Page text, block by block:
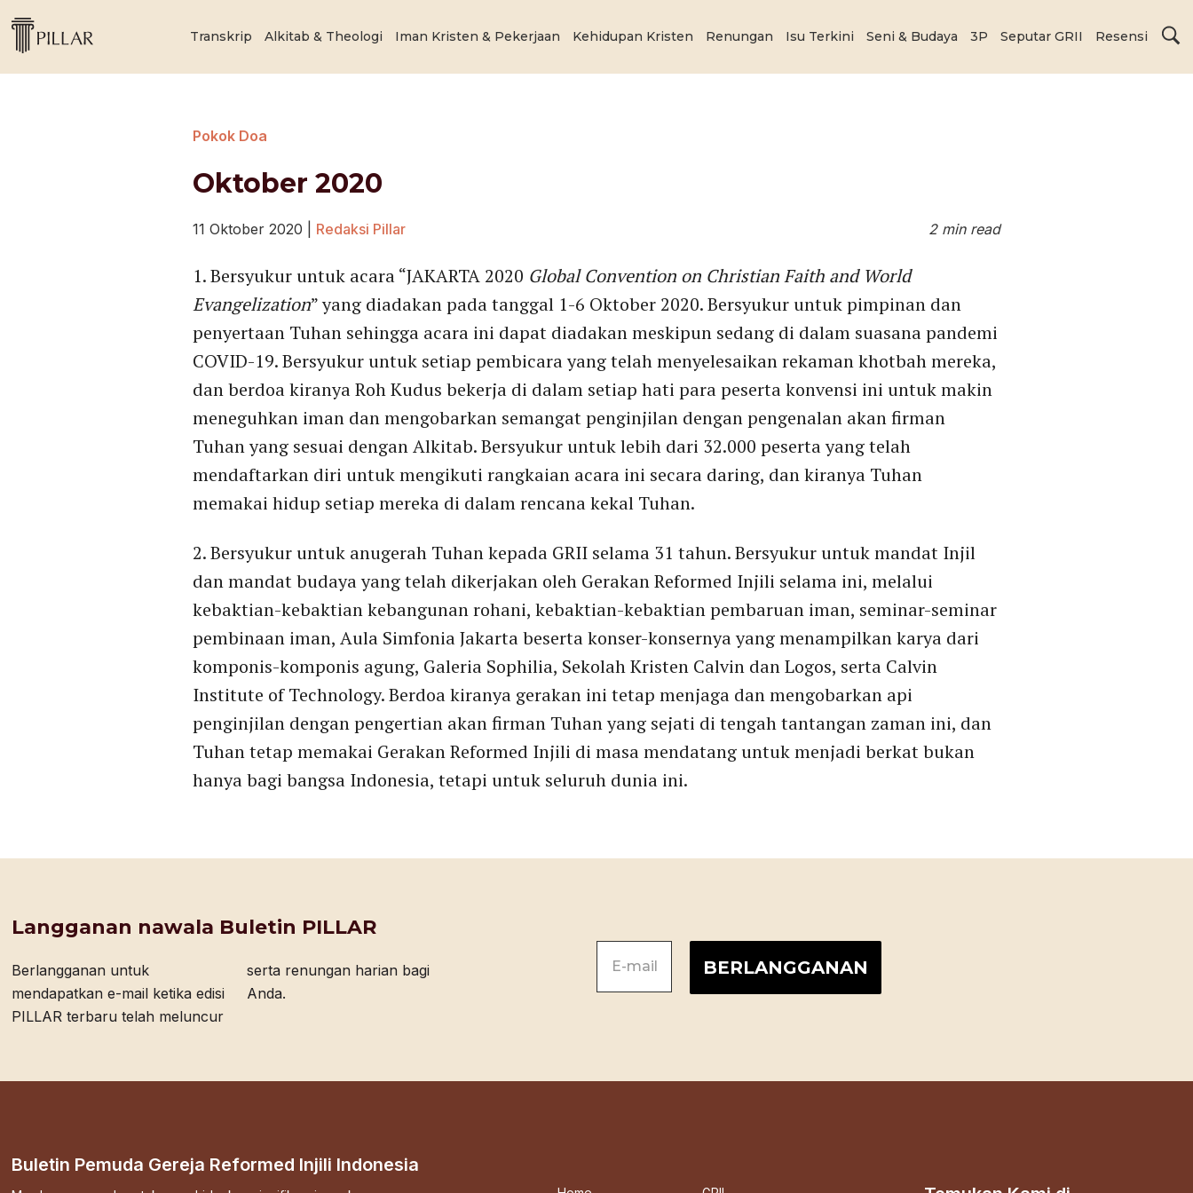
Transkrip Alkitab & Theologi Iman Kristen & Pekerjaan Kehidupan Kristen Renungan Isu Terkini Seni & Budaya 3P Seputar GRII Resensi
Pokok Doa
Oktober 2020
11 Oktober 2020 Redaksi Pillar 2 min read
1. Bersyukur untuk acara “JAKARTA 2020 Global Convention on Christian Faith and World
Evangelization” yang diadakan pada tanggal 1-6 Oktober 2020. Bersyukur untuk pimpinan dan
penyertaan Tuhan sehingga acara ini dapat diadakan meskipun sedang di dalam suasana pandemi
COVID-19. Bersyukur untuk setiap pembicara yang telah menyelesaikan rekaman khotbah mereka,
dan berdoa kiranya Roh Kudus bekerja di dalam setiap hati para peserta konvensi ini untuk makin
meneguhkan iman dan mengobarkan semangat penginjilan dengan pengenalan akan firman
Tuhan yang sesuai dengan Alkitab. Bersyukur untuk lebih dari 32.000 peserta yang telah
mendaftarkan diri untuk mengikuti rangkaian acara ini secara daring, dan kiranya Tuhan
memakai hidup setiap mereka di dalam rencana kekal Tuhan.
2. Bersyukur untuk anugerah Tuhan kepada GRII selama 31 tahun. Bersyukur untuk mandat Injil
dan mandat budaya yang telah dikerjakan oleh Gerakan Reformed Injili selama ini, melalui
kebaktian-kebaktian kebangunan rohani, kebaktian-kebaktian pembaruan iman, seminar-seminar
pembinaan iman, Aula Simfonia Jakarta beserta konser-konsernya yang menampilkan karya dari
komponis-komponis agung, Galeria Sophilia, Sekolah Kristen Calvin dan Logos, serta Calvin
Institute of Technology. Berdoa kiranya gerakan ini tetap menjaga dan mengobarkan api
penginjilan dengan pengertian akan firman Tuhan yang sejati di tengah tantangan zaman ini, dan
Tuhan tetap memakai Gerakan Reformed Injili di masa mendatang untuk menjadi berkat bukan
hanya bagi bangsa Indonesia, tetapi untuk seluruh dunia ini.
Langganan nawala Buletin PILLAR
Berlangganan untuk
mendapatkan e-mail ketika edisi
PILLAR terbaru telah meluncur
serta renungan harian bagi
Anda.
Buletin Pemuda Gereja Reformed Injili Indonesia